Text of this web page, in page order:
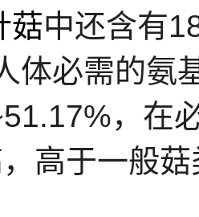
菇中还含有
体必需的氨
，在
高于一般菇